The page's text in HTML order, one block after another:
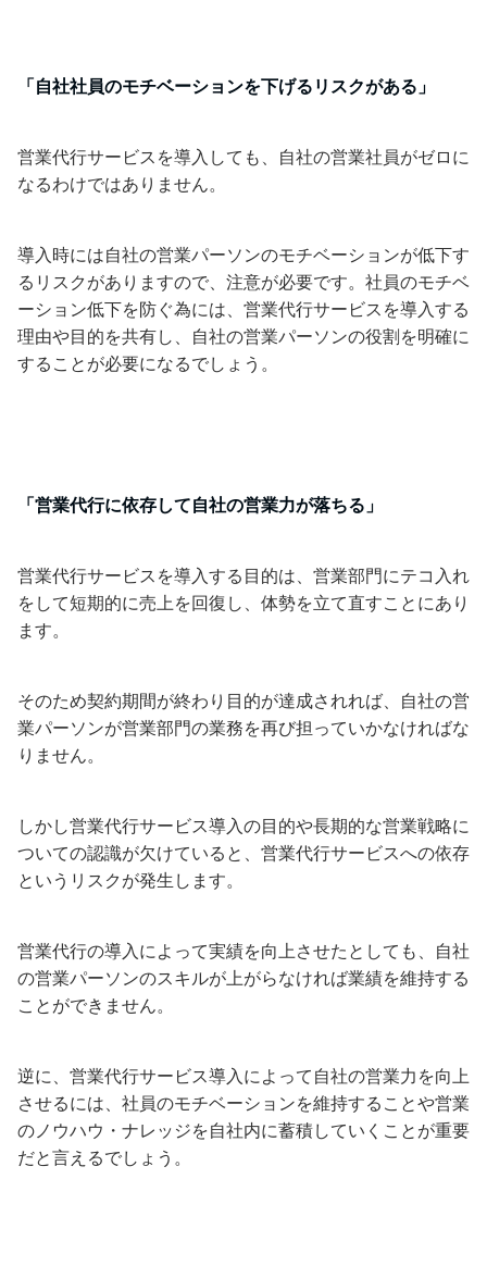
「自社社員のモチベーションを下げるリスクがある」
営業代行サービスを導入しても、自社の営業社員がゼロに
なるわけではありません。
導入時には自社の営業パーソンのモチベーションが低下す
るリスクがありますので、注意が必要です。社員のモチベ
ーション低下を防ぐ為には、営業代行サービスを導入する
理由や目的を共有し、自社の営業パーソンの役割を明確に
することが必要になるでしょう。
「営業代行に依存して自社の営業力が落ちる」
営業代行サービスを導入する目的は、営業部門にテコ入れ
をして短期的に売上を回復し、体勢を立て直すことにあり
ます。
そのため契約期間が終わり目的が達成されれば、自社の営
業パーソンが営業部門の業務を再び担っていかなければな
りません。
しかし営業代行サービス導入の目的や長期的な営業戦略に
ついての認識が欠けていると、営業代行サービスへの依存
というリスクが発生します。
営業代行の導入によって実績を向上させたとしても、自社
の営業パーソンのスキルが上がらなければ業績を維持する
ことができません。
逆に、営業代行サービス導入によって自社の営業力を向上
させるには、社員のモチベーションを維持することや営業
のノウハウ・ナレッジを自社内に蓄積していくことが重要
だと言えるでしょう。